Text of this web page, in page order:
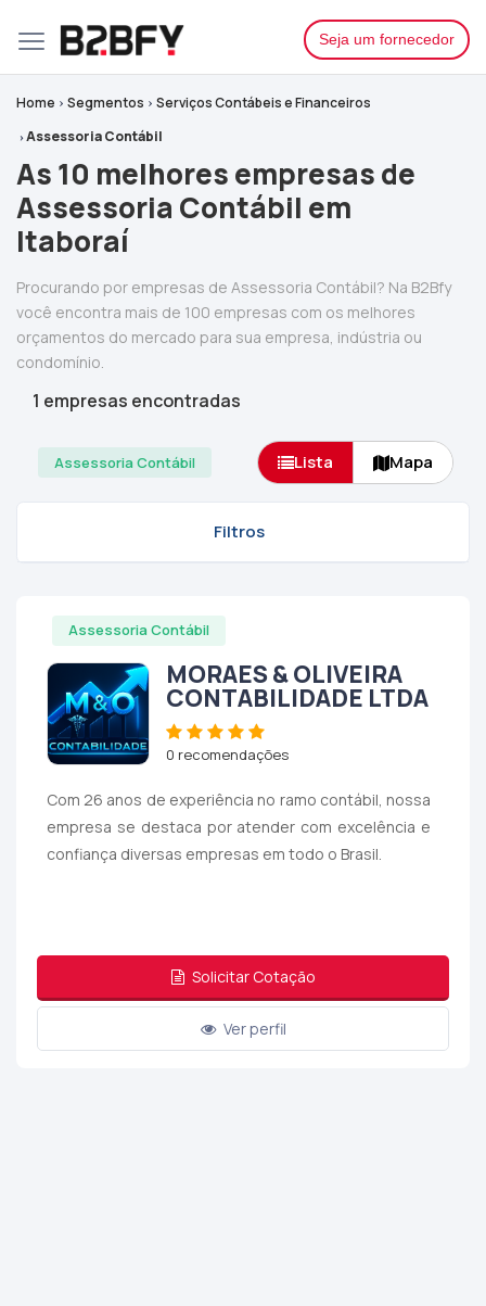
Seja um fornecedor
Home Segmentos
Serviços Contábeis e Financeiros
Assessoria Contábil
As 10 melhores empresas de
Assessoria Contábil em
Itaboraí
Procurando por empresas de Assessoria Contábil? Na B2Bfy
você encontra mais de 100 empresas com os melhores
orçamentos do mercado para sua empresa, indústria ou
condomínio.
1 empresas encontradas
Assessoria Contábil Lista Mapa
Filtros
Assessoria Contábil
MORAES & OLIVEIRA
CONTABILIDADE LTDA
0 recomendações
Com 26 anos de experiência no ramo contábil, nossa
empresa se destaca por atender com excelência e
confiança diversas empresas em todo o Brasil.
Solicitar Cotação
Ver perfil